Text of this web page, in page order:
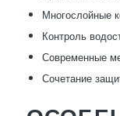
Многослойные
Контроль
Современные
Сочетание